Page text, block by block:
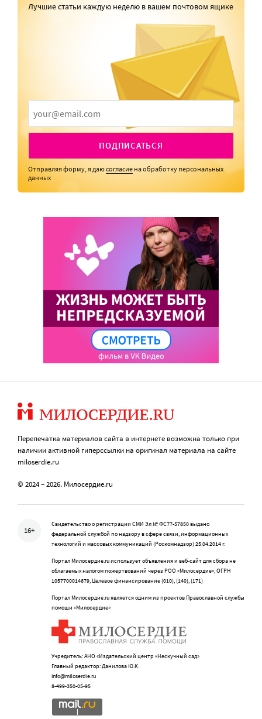
Лучшие статьи каждую неделю в вашем почтовом ящике
ПОДПИСАТЬСЯ
Отправляя форму, я даюсогласие на обработку персональных
данных
Перепечатка материалов сайта в интернете возможна только при
наличии активной гиперссылки на оригинал материала на сайте
miloserdie.ru
© 2024 – 2026. Милосердие.ru
16+
Свидетельство о регистрации СМИ Эл № ФС77-57850 выдано
федеральной службой по надзору в сфере связи, информационных
технологий и массовых коммуникаций (Роскомнадзор) 25.04.2014 г.
Портал Милосердие.ru использует объявления и веб-сайт для сбора не
облагаемых налогом пожертвований через РОО «Милосердие», ОГРН
1057700014679, Целевое финансирование (010), (140), (171)
Портал Милосердие.ru является одним из проектов Православной службы
помощи «Милосердие»
Учредитель: АНО «Издательский центр «Нескучный сад»
Главный редактор: Данилова Ю.К.
info@miloserdie.ru
8-499-350-05-95